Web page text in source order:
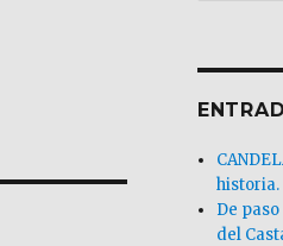
historia.
De
del